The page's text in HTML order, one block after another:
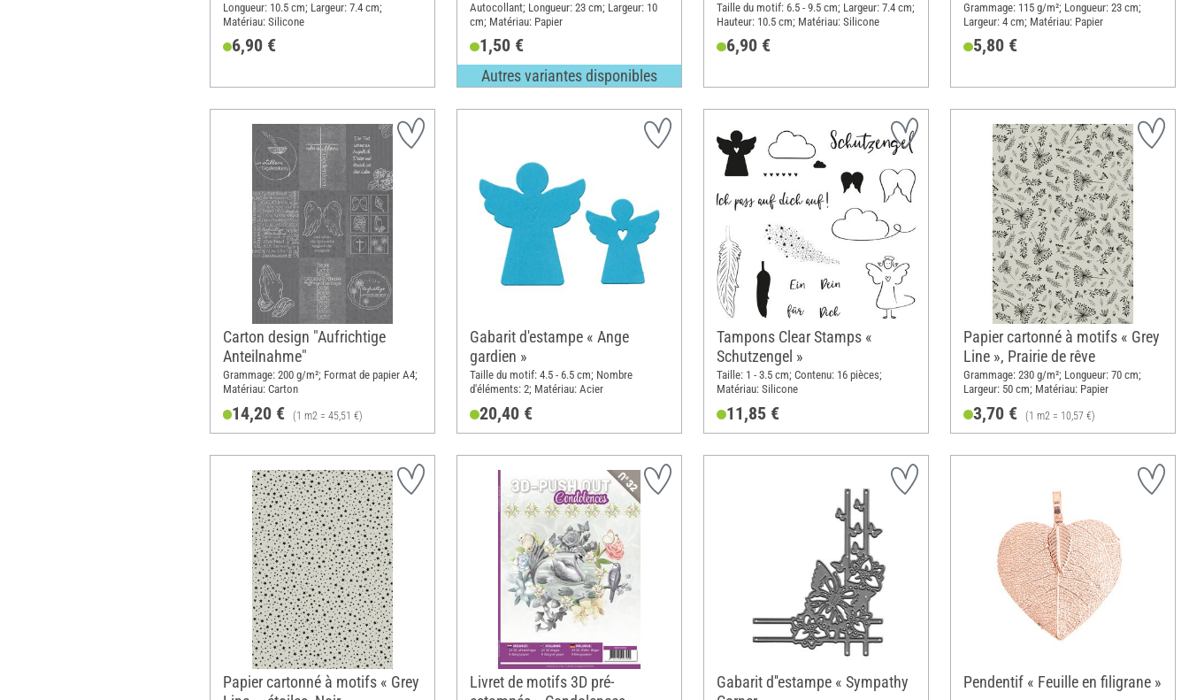
Longueur: 10.5 cm; Largeur: 7.4 cm;
Matériau: Silicone
6,90 €
Autocollant; Longueur: 23 cm; Largeur: 10
cm; Matériau: Papier
1,50 €
Autres variantes disponibles
Taille du motif: 6.5 - 9.5 cm; Largeur: 7.4 cm;
Hauteur: 10.5 cm; Matériau: Silicone
6,90 €
Grammage: 115 g/m²; Longueur: 23 cm;
Largeur: 4 cm; Matériau: Papier
5,80 €
Carton design "Aufrichtige
Anteilnahme"
Grammage: 200 g/m²; Format de papier A4;
Matériau: Carton
14,20 € (1 m2 = 45,51 €)
Gabarit d'estampe « Ange
gardien »
Taille du motif: 4.5 - 6.5 cm; Nombre
d'éléments: 2; Matériau: Acier
20,40 €
Tampons Clear Stamps «
Schutzengel »
Taille: 1 - 3.5 cm; Contenu: 16 pièces;
Matériau: Silicone
11,85 €
Papier cartonné à motifs « Grey
Line », Prairie de rêve
Grammage: 230 g/m²; Longueur: 70 cm;
Largeur: 50 cm; Matériau: Papier
3,70 € (1 m2 = 10,57 €)
Papier cartonné à motifs « Grey
Livret de motifs 3D pré-
Gabarit d''estampe « Sympathy
Pendentif « Feuille en filigrane »